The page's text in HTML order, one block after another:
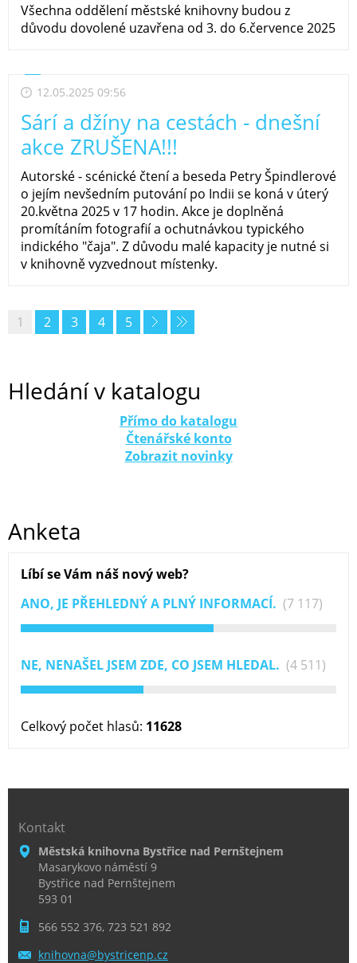
Všechna oddělení městské knihovny budou z
důvodu dovolené uzavřena od 3. do 6.července 2025
12.05.2025 09:56
Sárí a džíny na cestách - dnešní
akce ZRUŠENA!!!
Autorské - scénické čtení a beseda Petry Špindlerové
o jejím nevšedním putování po Indii se koná v úterý
20.května 2025 v 17 hodin. Akce je doplněná
promítáním fotografií a ochutnávkou typického
indického "čaja". Z důvodu malé kapacity je nutné si
v knihovně vyzvednout místenky.
1 2 3 4 5
Hledání v katalogu
Přímo do katalogu
Čtenářské konto
Zobrazit novinky
Anketa
Líbí se Vám náš nový web?
ANO, JE PŘEHLEDNÝ A PLNÝ INFORMACÍ. (7 117)
NE, NENAŠEL JSEM ZDE, CO JSEM HLEDAL. (4 511)
Celkový počet hlasů: 11628
Kontakt
Městská knihovna Bystřice nad Pernštejnem
Masarykovo náměstí 9
Bystřice nad Pernštejnem
593 01
566 552 376, 723 521 892
knihovna@bystricenp.cz